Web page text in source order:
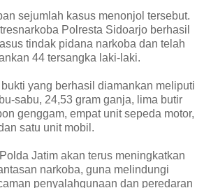
sejumlah kasus menonjol tersebut.
Polresta Sidoarjo berhasil
tindak pidana narkoba dan telah
44 tersangka laki-laki.
yang berhasil diamankan meliputi
sabu, 24,53 gram ganja, lima butir
genggam, empat unit sepeda motor,
satu unit mobil.
Jatim akan terus meningkatkan
narkoba, guna melindungi
penyalahgunaan dan peredaran